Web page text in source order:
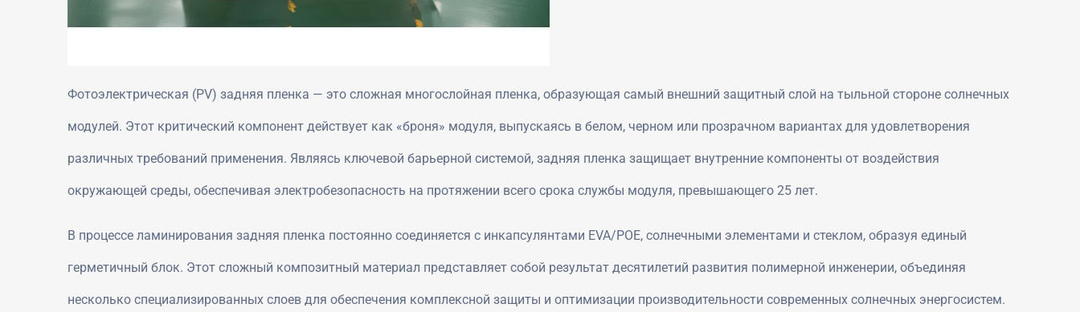
Фотоэлектрическая (PV) задняя пленка — это сложная многослойная пленка, образующая самый внешний защитный слой на тыльной стороне солнечных
модулей. Этот критический компонент действует как «броня» модуля, выпускаясь в белом, черном или прозрачном вариантах для удовлетворения
различных требований применения. Являясь ключевой барьерной системой, задняя пленка защищает внутренние компоненты от воздействия
окружающей среды, обеспечивая электробезопасность на протяжении всего срока службы модуля, превышающего 25 лет.
В процессе ламинирования задняя пленка постоянно соединяется с инкапсулянтами EVA/POE, солнечными элементами и стеклом, образуя единый
герметичный блок. Этот сложный композитный материал представляет собой результат десятилетий развития полимерной инженерии, объединяя
несколько специализированных слоев для обеспечения комплексной защиты и оптимизации производительности современных солнечных энергосистем.